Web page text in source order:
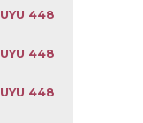
UYU 448
UYU 448
UYU 448